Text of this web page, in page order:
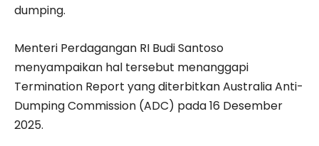
dumping.
Menteri Perdagangan RI Budi Santoso
menyampaikan hal tersebut menanggapi
Termination Report yang diterbitkan Australia Anti-
Dumping Commission (ADC) pada 16 Desember
2025.